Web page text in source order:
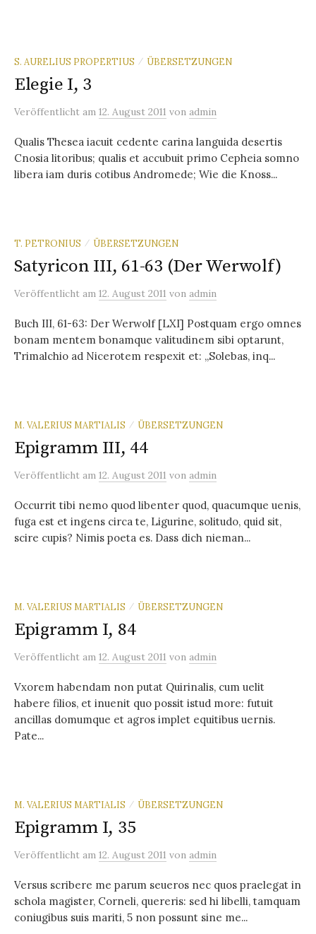
S. AURELIUS PROPERTIUS / ÜBERSETZUNGEN
Elegie I, 3
Veröffentlicht am 12. August 2011 von admin
Qualis Thesea iacuit cedente carina languida desertis
Cnosia litoribus; qualis et accubuit primo Cepheia somno
libera iam duris cotibus Andromede; Wie die Knoss...
T. PETRONIUS / ÜBERSETZUNGEN
Satyricon III, 61-63 (Der Werwolf)
Veröffentlicht am 12. August 2011 von admin
Buch III, 61-63: Der Werwolf [LXI] Postquam ergo omnes
bonam mentem bonamque valitudinem sibi optarunt,
Trimalchio ad Nicerotem respexit et: „Solebas, inq...
M. VALERIUS MARTIALIS / ÜBERSETZUNGEN
Epigramm III, 44
Veröffentlicht am 12. August 2011 von admin
Occurrit tibi nemo quod libenter quod, quacumque uenis,
fuga est et ingens circa te, Ligurine, solitudo, quid sit,
scire cupis? Nimis poeta es. Dass dich nieman...
M. VALERIUS MARTIALIS / ÜBERSETZUNGEN
Epigramm I, 84
Veröffentlicht am 12. August 2011 von admin
Vxorem habendam non putat Quirinalis, cum uelit
habere filios, et inuenit quo possit istud more: futuit
ancillas domumque et agros implet equitibus uernis.
Pate...
M. VALERIUS MARTIALIS / ÜBERSETZUNGEN
Epigramm I, 35
Veröffentlicht am 12. August 2011 von admin
Versus scribere me parum seueros nec quos praelegat in
schola magister, Corneli, quereris: sed hi libelli, tamquam
coniugibus suis mariti, 5 non possunt sine me...